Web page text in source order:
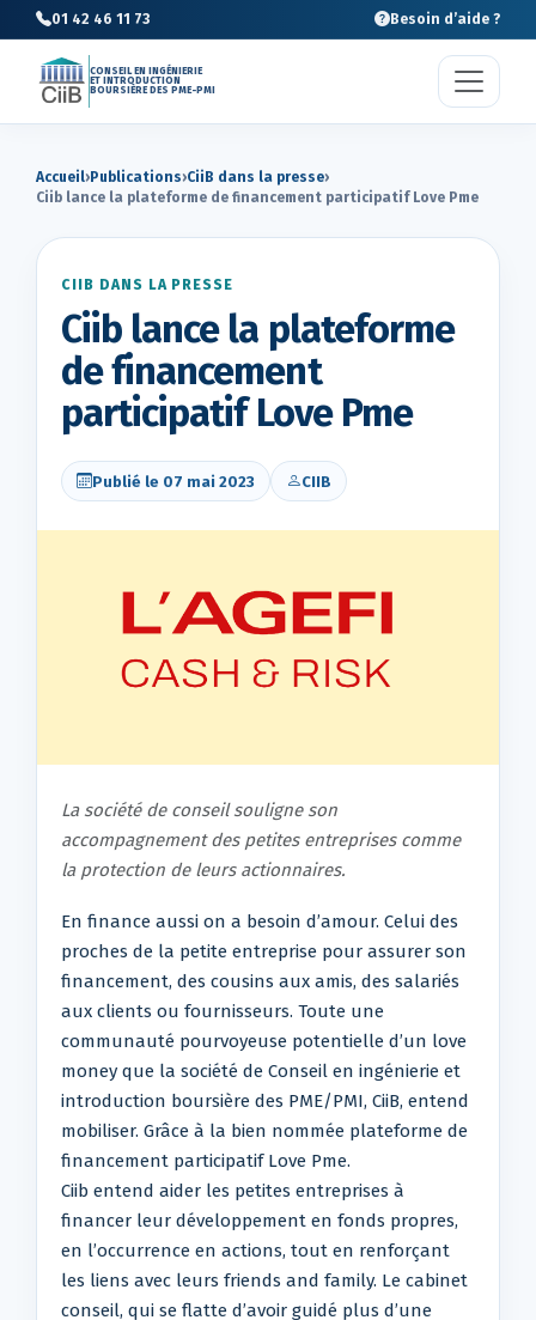
01 42 46 11 73 Besoin d’aide ?
CONSEIL EN INGÉNIERIE
ET INTRODUCTION
BOURSIÈRE DES PME-PMI
Accueil› Publications›CiiB dans la presse›
Ciib lance la plateforme de financement participatif Love Pme
CIIB DANS LA PRESSE
Ciib lance la plateforme
de financement
participatif Love Pme
Publié le 07 mai 2023 CIIB
La société de conseil souligne son
accompagnement des petites entreprises comme
la protection de leurs actionnaires.
En finance aussi on a besoin d’amour. Celui des
proches de la petite entreprise pour assurer son
financement, des cousins aux amis, des salariés
aux clients ou fournisseurs. Toute une
communauté pourvoyeuse potentielle d’un love
money que la société de Conseil en ingénierie et
introduction boursière des PME/PMI, CiiB, entend
mobiliser. Grâce à la bien nommée plateforme de
financement participatif Love Pme.
Ciib entend aider les petites entreprises à
financer leur développement en fonds propres,
en l’occurrence en actions, tout en renforçant
les liens avec leurs friends and family. Le cabinet
conseil, qui se flatte d’avoir guidé plus d’une